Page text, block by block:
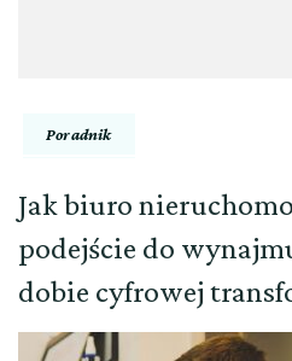
Poradnik
Jak biuro
podejście do
dobie cyfrowej